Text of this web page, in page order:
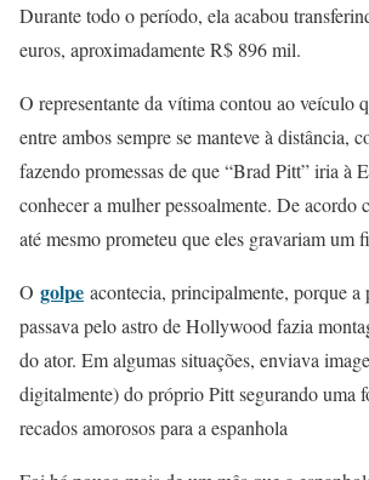
Durante todo o período, ela acabou
euros, aproximadamente R$ 896 mil.
O representante da vítima contou ao veículo
entre ambos sempre se manteve à distância,
fazendo promessas de que “Brad Pitt” iria à
conhecer a mulher pessoalmente. De acordo
até mesmo prometeu que eles gravariam um
O golpe acontecia, principalmente, porque a
passava pelo astro de Hollywood fazia
do ator. Em algumas situações, enviava
digitalmente) do próprio Pitt segurando uma
recados amorosos para a espanhola